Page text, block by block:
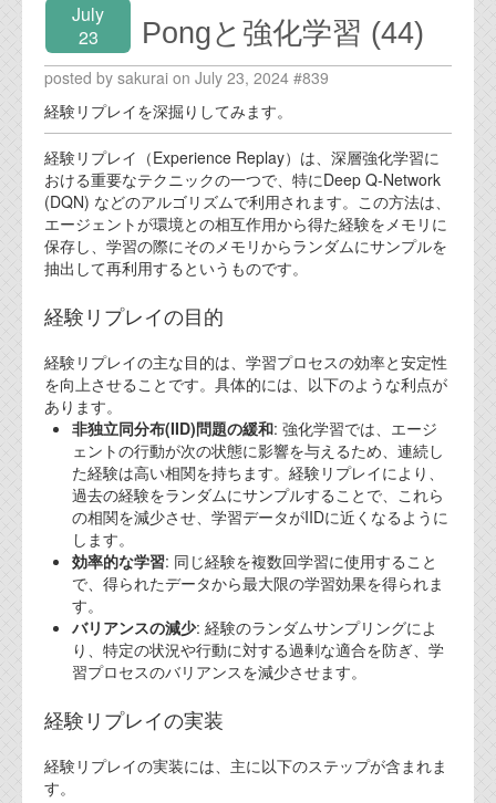
July
23
Pongと強化学習 (44)
posted by sakurai on July 23, 2024 #839
経験リプレイを深掘りしてみます。
経験リプレイ（Experience Replay）は、深層強化学習に
おける重要なテクニックの一つで、特にDeep Q-Network
(DQN) などのアルゴリズムで利用されます。この方法は、
エージェントが環境との相互作用から得た経験をメモリに
保存し、学習の際にそのメモリからランダムにサンプルを
抽出して再利用するというものです。
経験リプレイの目的
経験リプレイの主な目的は、学習プロセスの効率と安定性
を向上させることです。具体的には、以下のような利点が
あります。
非独立同分布(IID)問題の緩和: 強化学習では、エージ
ェントの行動が次の状態に影響を与えるため、連続し
た経験は高い相関を持ちます。経験リプレイにより、
過去の経験をランダムにサンプルすることで、これら
の相関を減少させ、学習データがIIDに近くなるように
します。
効率的な学習: 同じ経験を複数回学習に使用すること
で、得られたデータから最大限の学習効果を得られま
す。
バリアンスの減少: 経験のランダムサンプリングによ
り、特定の状況や行動に対する過剰な適合を防ぎ、学
習プロセスのバリアンスを減少させます。
経験リプレイの実装
経験リプレイの実装には、主に以下のステップが含まれま
す。